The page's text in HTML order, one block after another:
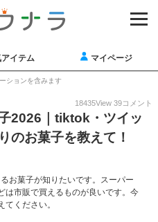
アイテム マイページ
ションを含みます
18435View 39コメント
2026｜tiktok・ツイッ
のお菓子を教えて！
お菓子が知りたいです。スーパー
は市販で買えるものが良いです。今
ください。